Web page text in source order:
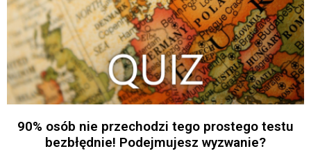
90% osób nie przechodzi tego prostego testu
bezbłędnie! Podejmujesz wyzwanie?